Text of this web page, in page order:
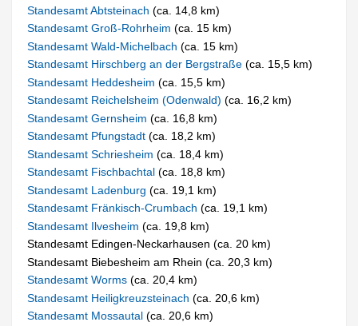
Standesamt Abtsteinach(ca. 14,8 km)
Standesamt Groß-Rohrheim(ca. 15 km)
Standesamt Wald-Michelbach(ca. 15 km)
Standesamt Hirschberg an der Bergstraße(ca. 15,5 km)
Standesamt Heddesheim(ca. 15,5 km)
Standesamt Reichelsheim (Odenwald)(ca. 16,2 km)
Standesamt Gernsheim(ca. 16,8 km)
Standesamt Pfungstadt(ca. 18,2 km)
Standesamt Schriesheim(ca. 18,4 km)
Standesamt Fischbachtal(ca. 18,8 km)
Standesamt Ladenburg(ca. 19,1 km)
Standesamt Fränkisch-Crumbach(ca. 19,1 km)
Standesamt Ilvesheim(ca. 19,8 km)
Standesamt Edingen-Neckarhausen (ca. 20 km)
Standesamt Biebesheim am Rhein (ca. 20,3 km)
Standesamt Worms(ca. 20,4 km)
Standesamt Heiligkreuzsteinach(ca. 20,6 km)
Standesamt Mossautal(ca. 20,6 km)